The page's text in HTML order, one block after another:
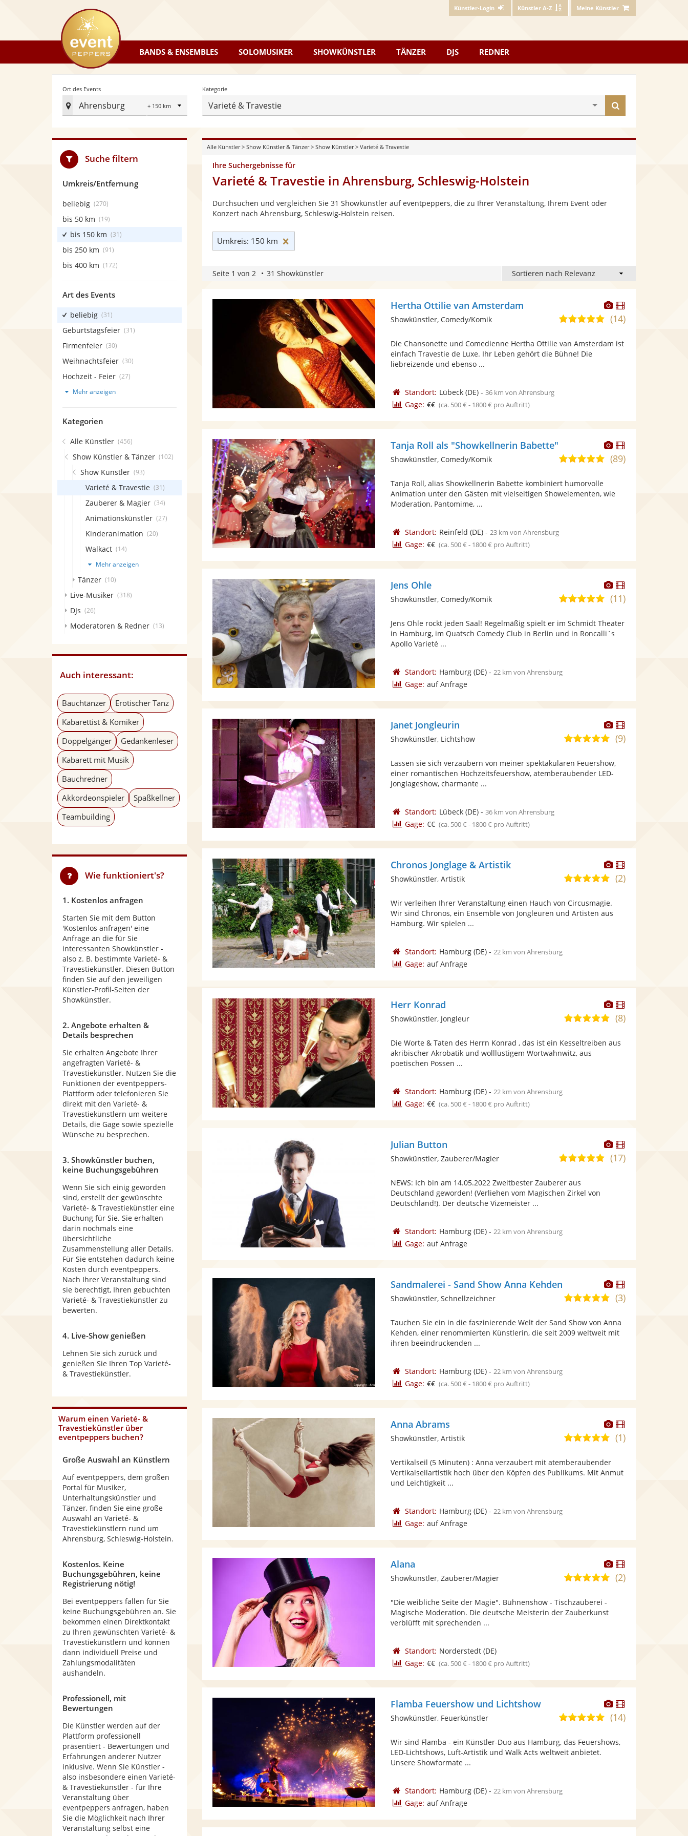
Künstler-Login Künstler A-Z Meine Künstler
eventpeppers
BANDS & ENSEMBLES SOLOMUSIKER SHOWKÜNSTLER TÄNZER DJS REDNER
Ort des Events
Ahrensburg
Radius
Ort
Events
festlegen
Kategorie
Varieté & Travestie
finden
Alle Künstler> Show Künstler & Tänzer> Show Künstler> Varieté & Travestie
Ihre Suchergebnisse für
Varieté & Travestie in Ahrensburg, Schleswig-Holstein
Durchsuchen und vergleichen Sie 31 Showkünstler auf eventpeppers, die zu Ihrer Veranstaltung, Ihrem Event oder
Konzert nach Ahrensburg, Schleswig-Holstein reisen.
Umkreis: 150 km
Seite 1 von 2 31 Showkünstler
Dieser
Künstler
stellt
Fotos
bereit.
Dieser
Künstler
Hertha Ottilie van Amsterdam
5,0
5
(14)
Showkünstler, Comedy/Komik
Die Chansonette und Comedienne Hertha Ottilie van Amsterdam ist
einfach Travestie de Luxe. Ihr Leben gehört die Bühne! Die
liebreizende und ebenso ...
Standort: Lübeck(DE)- 36 km von Ahrensburg
Gage: €€ (ca. 500 € - 1800 € pro Auftritt)
Dieser
Künstler
stellt
Dieser
Künstler
Tanja Roll als "Showkellnerin Babette"
5,0
Sternen
(89)
Showkünstler, Comedy/Komik
Tanja Roll, alias Showkellnerin Babette kombiniert humorvolle
Animation unter den Gästen mit vielseitigen Showelementen, wie
Moderation, Pantomime, ...
Standort: Reinfeld (DE)- 23 km von Ahrensburg
Gage: €€ (ca. 500 € - 1800 € pro Auftritt)
Dieser
Künstler
stellt
bereit.
Dieser
Künstler
Jens Ohle
5,0
5
Sternen
(11)
Showkünstler, Comedy/Komik
Jens Ohle rockt jeden Saal! Regelmäßig spielt er im Schmidt Theater
in Hamburg, im Quatsch Comedy Club in Berlin und in Roncalli´s
Apollo Varieté ...
Standort: Hamburg(DE)- 22 km von Ahrensburg
Gage: auf Anfrage
Dieser
Künstler
stellt
bereit.
Dieser
Künstler
Janet Jongleurin
4,9
5
Sternen
(9)
Showkünstler, Lichtshow
Lassen sie sich verzaubern von meiner spektakulären Feuershow,
einer romantischen Hochzeitsfeuershow, atemberaubender LED-
Jonglageshow, charmante ...
Standort: Lübeck(DE)- 36 km von Ahrensburg
Gage: €€ (ca. 500 € - 1800 € pro Auftritt)
Dieser
Künstler
stellt
Dieser
Künstler
Chronos Jonglage & Artistik
5,0
5
Sternen
(2)
Showkünstler, Artistik
Wir verleihen Ihrer Veranstaltung einen Hauch von Circusmagie.
Wir sind Chronos, ein Ensemble von Jongleuren und Artisten aus
Hamburg. Wir spielen ...
Standort: Hamburg(DE)- 22 km von Ahrensburg
Gage: auf Anfrage
Dieser
Künstler
stellt
bereit.
Dieser
Künstler
Herr Konrad
5,0
5
(8)
Showkünstler, Jongleur
Die Worte & Taten des Herrn Konrad , das ist ein Kesseltreiben aus
akribischer Akrobatik und wolllüstigem Wortwahnwitz, aus
poetischen Possen ...
Standort: Hamburg(DE)- 22 km von Ahrensburg
Gage: €€ (ca. 500 € - 1800 € pro Auftritt)
Dieser
Künstler
stellt
Dieser
Künstler
Julian Button
5,0(17)
Showkünstler, Zauberer/Magier
NEWS: Ich bin am 14.05.2022 Zweitbester Zauberer aus
Deutschland geworden! (Verliehen vom Magischen Zirkel von
Deutschland!). Der deutsche Vizemeister ...
Standort: Hamburg(DE)- 22 km von Ahrensburg
Gage: auf Anfrage
Dieser
Künstler
stellt
bereit.
Dieser
Künstler
Sandmalerei - Sand Show Anna Kehden
5,0
5
Sternen
(3)
Showkünstler, Schnellzeichner
Tauchen Sie ein in die faszinierende Welt der Sand Show von Anna
Kehden, einer renommierten Künstlerin, die seit 2009 weltweit mit
ihren beeindruckenden ...
Standort: Hamburg(DE)- 22 km von Ahrensburg
Gage: €€ (ca. 500 € - 1800 € pro Auftritt)
Dieser
Künstler
stellt
bereit.
Dieser
Künstler
Anna Abrams
5,0
5
Sternen
(1)
Showkünstler, Artistik
Vertikalseil (5 Minuten) : Anna verzaubert mit atemberaubender
Vertikalseilartistik hoch über den Köpfen des Publikums. Mit Anmut
und Leichtigkeit ...
Standort: Hamburg(DE)- 22 km von Ahrensburg
Gage: auf Anfrage
Dieser
Künstler
stellt
Dieser
Künstler
Alana
5,0(2)
Showkünstler, Zauberer/Magier
"Die weibliche Seite der Magie". Bühnenshow - Tischzauberei -
Magische Moderation. Die deutsche Meisterin der Zauberkunst
verblüfft mit sprechenden ...
Standort: Norderstedt(DE)
Gage: €€ (ca. 500 € - 1800 € pro Auftritt)
Dieser
Künstler
stellt
bereit.
Dieser
Künstler
Flamba Feuershow und Lichtshow
5,0
5
(14)
Showkünstler, Feuerkünstler
Wir sind Flamba - ein Künstler-Duo aus Hamburg, das Feuershows,
LED-Lichtshows, Luft-Artistik und Walk Acts weltweit anbietet.
Unsere Showformate ...
Standort: Hamburg(DE)- 22 km von Ahrensburg
Gage: auf Anfrage
Suche filtern
Umkreis/Entfernung
beliebig (270)
bis 50 km (19)
bis 150 km (31)
bis 250 km (91)
bis 400 km (172)
Art des Events
beliebig (31)
Geburtstagsfeier (31)
Firmenfeier (30)
Weihnachtsfeier (30)
Hochzeit - Feier (27)
Mehr anzeigen
Kategorien
Alle Künstler (456)
Show Künstler & Tänzer (102)
Show Künstler (93)
Varieté & Travestie (31)
Zauberer & Magier (34)
Animationskünstler (27)
Kinderanimation (20)
Walkact (14)
Mehr anzeigen
Tänzer (10)
Live-Musiker (318)
DJs (26)
Moderatoren & Redner (13)
Auch interessant:
Bauchtänzer
Erotischer Tanz
Kabarettist & Komiker
Doppelgänger
Gedankenleser
Kabarett mit Musik
Bauchredner
Akkordeonspieler
Spaßkellner
Teambuilding
Wie funktioniert's?
1. Kostenlos anfragen
Starten Sie mit dem Button
'Kostenlos anfragen' eine
Anfrage an die für Sie
interessanten Showkünstler -
also z. B. bestimmte Varieté- &
Travestiekünstler. Diesen Button
finden Sie auf den jeweiligen
Künstler-Profil-Seiten der
Showkünstler.
2. Angebote erhalten &
Details besprechen
Sie erhalten Angebote Ihrer
angefragten Varieté- &
Travestiekünstler. Nutzen Sie die
Funktionen der eventpeppers-
Plattform oder telefonieren Sie
direkt mit den Varieté- &
Travestiekünstlern um weitere
Details, die Gage sowie spezielle
Wünsche zu besprechen.
3. Showkünstler buchen,
keine Buchungsgebühren
Wenn Sie sich einig geworden
sind, erstellt der gewünschte
Varieté- & Travestiekünstler eine
Buchung für Sie. Sie erhalten
darin nochmals eine
übersichtliche
Zusammenstellung aller Details.
Für Sie entstehen dadurch keine
Kosten durch eventpeppers.
Nach Ihrer Veranstaltung sind
sie berechtigt, Ihren gebuchten
Varieté- & Travestiekünstler zu
bewerten.
4. Live-Show genießen
Lehnen Sie sich zurück und
genießen Sie Ihren Top Varieté-
& Travestiekünstler.
Warum einen Varieté- &
Travestiekünstlerüber
eventpeppers buchen?
Große Auswahl an Künstlern
Auf eventpeppers, dem großen
Portal für Musiker,
Unterhaltungskünstler und
Tänzer, finden Sie eine große
Auswahl an Varieté- &
Travestiekünstlern rund um
Ahrensburg, Schleswig-Holstein.
Kostenlos. Keine
Buchungsgebühren, keine
Registrierung nötig!
Bei eventpeppers fallen für Sie
keine Buchungsgebühren an. Sie
bekommen einen Direktkontakt
zu Ihren gewünschten Varieté- &
Travestiekünstlern und können
dann individuell Preise und
Zahlungsmodalitäten
aushandeln.
Professionell, mit
Bewertungen
Die Künstler werden auf der
Plattform professionell
präsentiert - Bewertungen und
Erfahrungen anderer Nutzer
inklusive. Wenn Sie Künstler -
also insbesondere einen Varieté-
& Travestiekünstler - für Ihre
Veranstaltung über
eventpeppers anfragen, haben
Sie die Möglichkeit nach Ihrer
Veranstaltung selbst eine